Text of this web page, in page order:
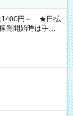
1400円～ ★日払
開始時は手続き